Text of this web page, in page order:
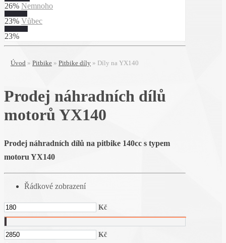
26% Nemnoho
23% Vůbec
23%
Úvod » Pitbike » Pitbike díly » Díly na YX140
Prodej náhradních dílů
motorů YX140
Prodej náhradních dílů na pitbike 140cc s typem
motoru YX140
Řádkové zobrazení
Kč
Kč